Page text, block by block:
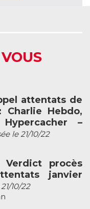
attentats de
Charlie Hebdo,
–
le 21/10/22
Verdict procès
janvier
10/22